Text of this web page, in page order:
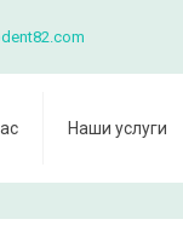
Наши услуги